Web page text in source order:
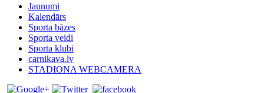
Jaunumi
Kalendārs
Sporta bāzes
Sporta veidi
Sporta klubi
carnikava.lv
STADIONA WEBCAMERA